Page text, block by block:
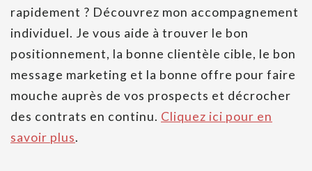
rapidement ? Découvrez mon accompagnement
individuel. Je vous aide à trouver le bon
positionnement, la bonne clientèle cible, le bon
message marketing et la bonne offre pour faire
mouche auprès de vos prospects et décrocher
des contrats en continu. Cliquez ici pour en
savoir plus.